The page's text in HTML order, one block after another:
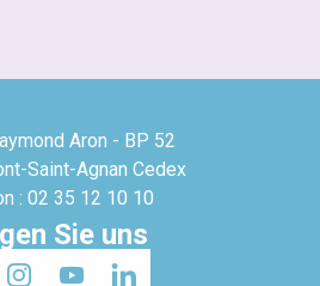
Aron - BP 52
Saint-Agnan Cedex
: 02 35 12 10 10
Sie uns